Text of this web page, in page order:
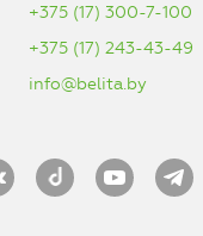
+375 (17) 300-7-100
+375 (17) 243-43-49
info@belita.by